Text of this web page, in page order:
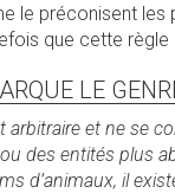
le préconisent les
que cette
LE
et ne se
des entités plus
d’animaux, il